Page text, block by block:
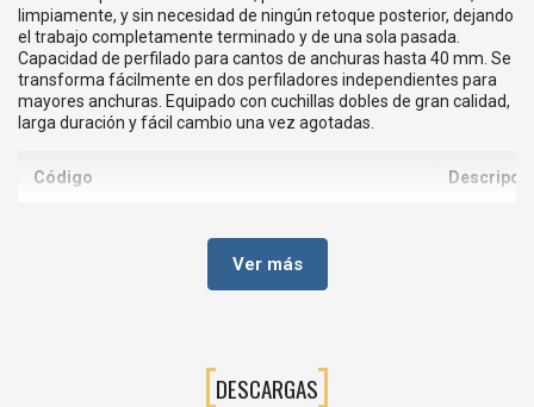
limpiamente, y sin necesidad de ningún retoque posterior, dejando
el trabajo completamente terminado y de una sola pasada.
Capacidad de perfilado para cantos de anchuras hasta 40 mm. Se
transforma fácilmente en dos perfiladores independientes para
mayores anchuras. Equipado con cuchillas dobles de gran calidad,
larga duración y fácil cambio una vez agotadas.
Código
Ver más
DESCARGAS